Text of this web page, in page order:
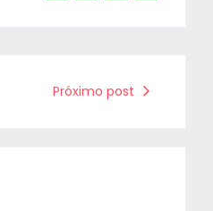
Próximo post